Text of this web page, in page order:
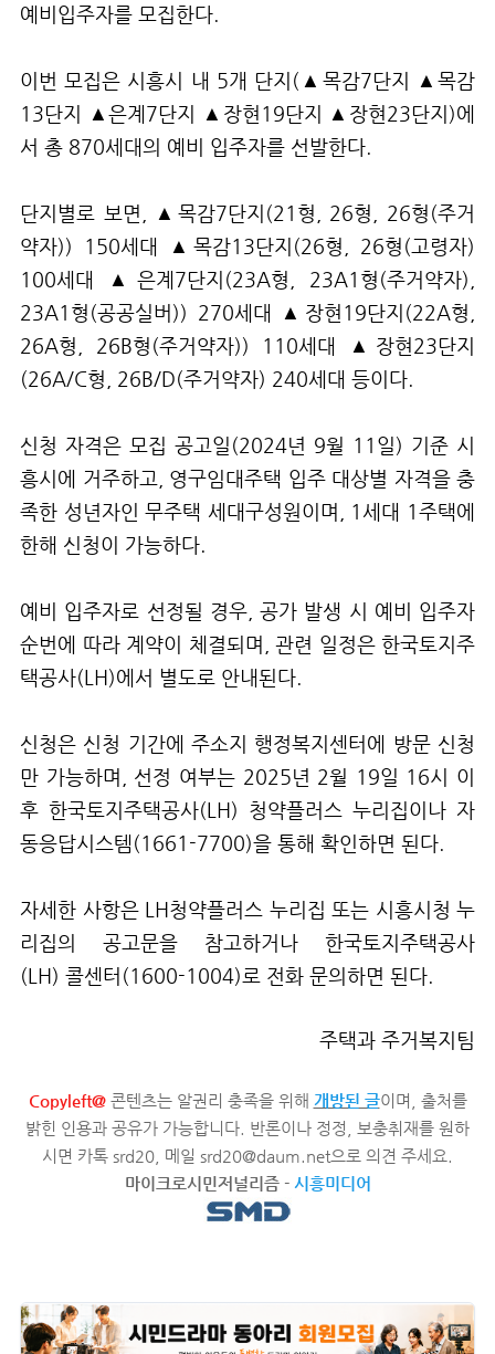
예비입주자를 모집한다.
이번 모집은 시흥시 내 5개 단지 ( ▲목감7단지 ▲목감
13단지 ▲은계 7단지 ▲장현 19단지 ▲장현 23단지 )에
서 총 870세대의 예비 입주자를 선발한다.
단지별로 보면 ▲목감7단지 (21 형 , 26형 , 26형 (주거
약자)) 150세대 ▲목감13단지 (26형 , 26형 (고령자)
100세대 ▲은계 7단지 (23A형 , 23A1 형 (주거약자),
23A1 형 (공공실버 )) 270세대 ▲장현 19단지 (22A형
26A형 , 26B형 (주거약자)) 110세대 ▲장현 23단지
(26A/C형 , 26B/D(주거약자) 240세대 등이다.
신청 자격은 모집 공고일 (2024년 9월 11 일) 기준 시
흥시에 거주하고, 영구임대주택 입주 대상별 자격을 충
족한 성년자인 무주택 세대구성원이며
, 1 세대 1주택에
한해 신청이 가능하다.
예비 입주자로 선정될 경우, 공가 발생 시 예비 입주자
순번에 따라 계약이 체결되며
관련 일정은 한국토지주
택공사(LH)에서 별도로 안내된다.
신청은 신청 기간에 주소지 행정복지센터에 방문 신청
만 가능하며
선정 여부는 2025년 2월 19일 16시 이
후 한국토지주택공사(LH) 청약플러스 누리집이나 자
동응답시스템 (1661-7700)을 통해 확인하면 된다.
자세한 사항은 LH 청약플러스 누리집 또는 시흥시청 누
리집의 공고문을 참고하거나 한국토지주택공사
(LH) 콜센터 (1600-1004)로 전화 문의하면 된다.
주택과 주거복지팀
Copyleft@콘텐츠는 알권리 충족을 위해 개방된 글이며, 출처를
밝힌 인용과 공유가 가능합니다. 반론이나 정정, 보충취재를 원하
시면 카톡 srd20, 메일 srd20@daum.net으로 의견 주세요.
마이크로시민저널리즘- 시흥미디어